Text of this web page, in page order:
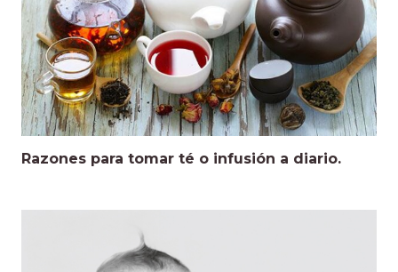
Razones para tomar té o infusión a diario.